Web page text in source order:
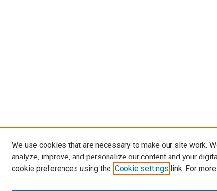
We use cookies that are necessary to make our site work.
analyze, improve, and personalize our content and your
cookie preferences using the Cookie settings link. For